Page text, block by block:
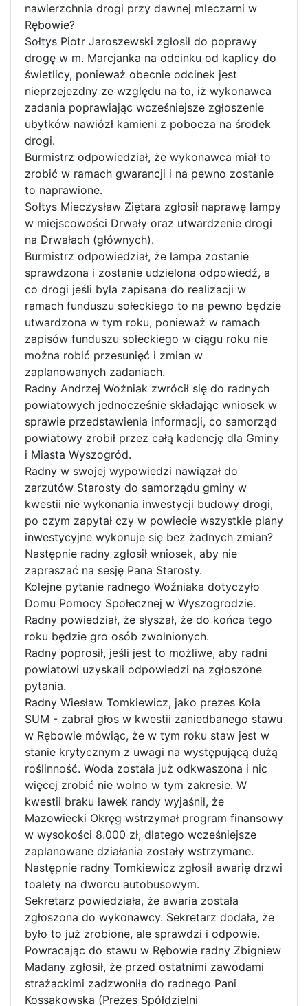
nawierzchnia drogi przy dawnej mleczarni w
Rębowie?
Sołtys Piotr Jaroszewski zgłosił do poprawy
drogę w m. Marcjanka na odcinku od kaplicy do
świetlicy, ponieważ obecnie odcinek jest
nieprzejezdny ze względu na to, iż wykonawca
zadania poprawiając wcześniejsze zgłoszenie
ubytków nawiózł kamieni z pobocza na środek
drogi.
Burmistrz odpowiedział, że wykonawca miał to
zrobić w ramach gwarancji i na pewno zostanie
to naprawione.
Sołtys Mieczysław Ziętara zgłosił naprawę lampy
w miejscowości Drwały oraz utwardzenie drogi
na Drwałach (głównych).
Burmistrz odpowiedział, że lampa zostanie
sprawdzona i zostanie udzielona odpowiedź, a
co drogi jeśli była zapisana do realizacji w
ramach funduszu sołeckiego to na pewno będzie
utwardzona w tym roku, ponieważ w ramach
zapisów funduszu sołeckiego w ciągu roku nie
można robić przesunięć i zmian w
zaplanowanych zadaniach.
Radny Andrzej Woźniak zwrócił się do radnych
powiatowych jednocześnie składając wniosek w
sprawie przedstawienia informacji, co samorząd
powiatowy zrobił przez całą kadencję dla Gminy
i Miasta Wyszogród.
Radny w swojej wypowiedzi nawiązał do
zarzutów Starosty do samorządu gminy w
kwestii nie wykonania inwestycji budowy drogi,
po czym zapytał czy w powiecie wszystkie plany
inwestycyjne wykonuje się bez żadnych zmian?
Następnie radny zgłosił wniosek, aby nie
zapraszać na sesję Pana Starosty.
Kolejne pytanie radnego Woźniaka dotyczyło
Domu Pomocy Społecznej w Wyszogrodzie.
Radny powiedział, że słyszał, że do końca tego
roku będzie gro osób zwolnionych.
Radny poprosił, jeśli jest to możliwe, aby radni
powiatowi uzyskali odpowiedzi na zgłoszone
pytania.
Radny Wiesław Tomkiewicz, jako prezes Koła
SUM - zabrał głos w kwestii zaniedbanego stawu
w Rębowie mówiąc, że w tym roku staw jest w
stanie krytycznym z uwagi na występującą dużą
roślinność. Woda została już odkwaszona i nic
więcej zrobić nie wolno w tym zakresie. W
kwestii braku ławek randy wyjaśnił, że
Mazowiecki Okręg wstrzymał program finansowy
w wysokości 8.000 zł, dlatego wcześniejsze
zaplanowane działania zostały wstrzymane.
Następnie radny Tomkiewicz zgłosił awarię drzwi
toalety na dworcu autobusowym.
Sekretarz powiedziała, że awaria została
zgłoszona do wykonawcy. Sekretarz dodała, że
było to już zrobione, ale sprawdzi i odpowie.
Powracając do stawu w Rębowie radny Zbigniew
Madany zgłosił, że przed ostatnimi zawodami
strażackimi zadzwoniła do radnego Pani
Kossakowska (Prezes Spółdzielni